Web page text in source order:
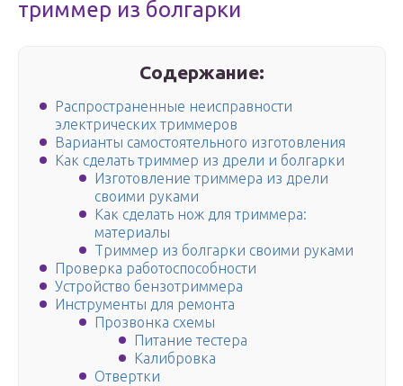
триммер из болгарки
Содержание:
Распространенные неисправности
электрических триммеров
Варианты самостоятельного изготовления
Как сделать триммер из дрели и болгарки
Изготовление триммера из дрели
своими руками
Как сделать нож для триммера:
материалы
Триммер из болгарки своими руками
Проверка работоспособности
Устройство бензотриммера
Инструменты для ремонта
Прозвонка схемы
Питание тестера
Калибровка
Отвертки